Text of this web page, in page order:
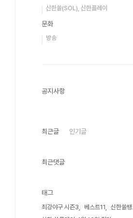
신한쏠(SOL), 신한플레이
문화
방송
공지사항
최근글 인기글
최근댓글
태그
최강야구 시즌3 베스트11
신한쏠